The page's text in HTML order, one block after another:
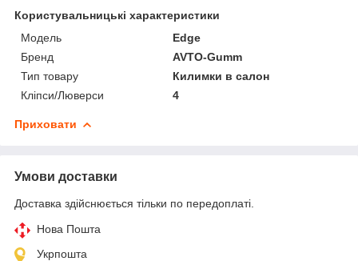
Користувальницькі характеристики
Модель
Edge
Бренд
AVTO-Gumm
Тип товару
Килимки в салон
Кліпси/Люверси
4
Приховати
Умови доставки
Доставка здійснюється тільки по передоплаті.
Нова Пошта
Укрпошта